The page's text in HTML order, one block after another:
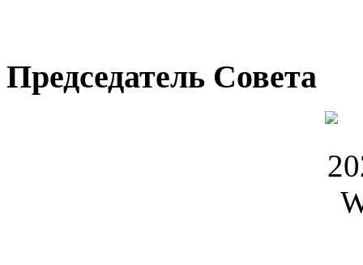
Председатель Совета